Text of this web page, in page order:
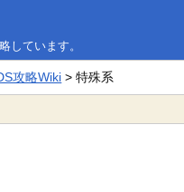
しています。
攻略Wiki > 特殊系